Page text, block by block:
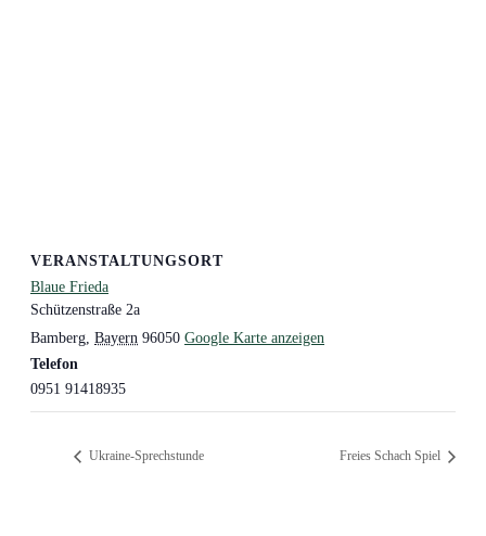
VERANSTALTUNGSORT
Blaue Frieda
Schützenstraße 2a
Bamberg Bayern 96050 Google Karte anzeigen
Telefon
0951 91418935
Ukraine-Sprechstunde Freies Schach Spiel